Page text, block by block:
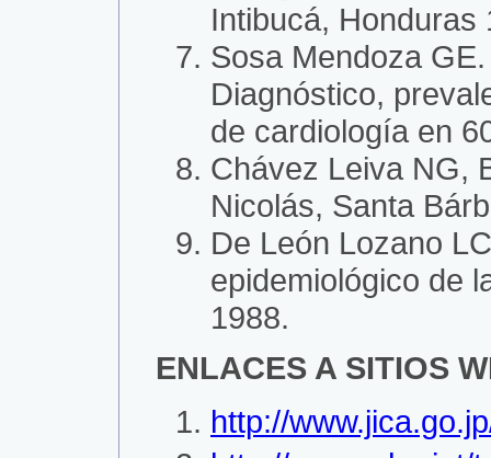
Intibucá,
Sosa Mendoza
Diagnóstico,
de cardiología en
Chávez Leiva NG,
Nicolás, Santa
De León Lozano
epidemiológico de
1988.
ENLACES A SITIOS
http://